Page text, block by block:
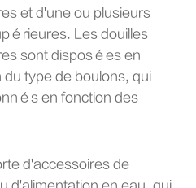
et d'une ou plusieurs
Les douilles
sont disposées en
type de boulons, qui
en fonction des
d'accessoires de